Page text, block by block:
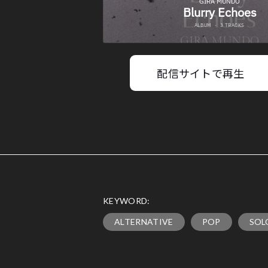
配信サイトで再生
KEYWORD:
ALTERNATIVE POP